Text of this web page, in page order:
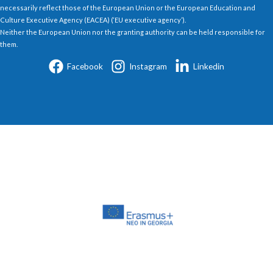
necessarily reflect those of the European Union or the European Education and
Culture Executive Agency (EACEA) (‘EU executive agency’).
Neither the European Union nor the granting authority can be held responsible for
them.
Facebook Instagram Linkedin